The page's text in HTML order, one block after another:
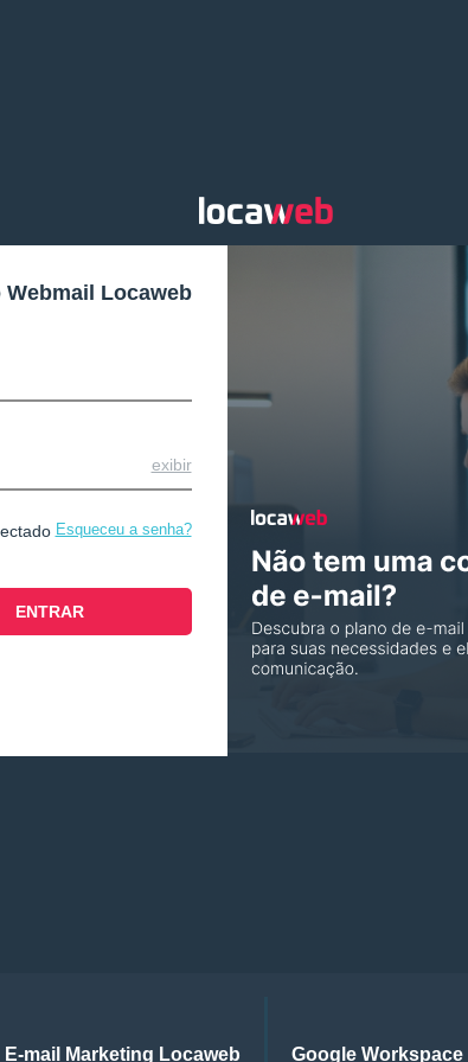
Webmail Locaweb
exibir
Esqueceu a senha?
E-mail Marketing Locaweb Google Workspace